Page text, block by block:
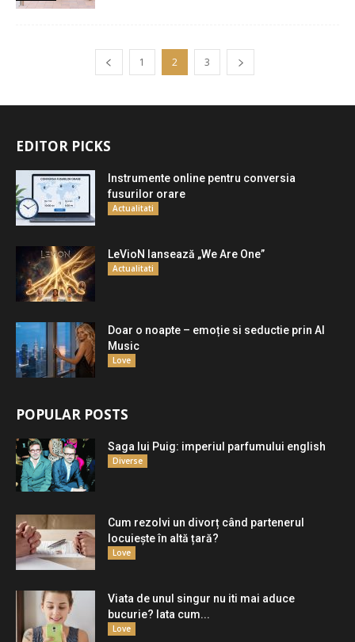
1 2 3
EDITOR PICKS
Instrumente online pentru conversia
fusurilor orare
Actualitati
LeVioN lansează „We Are One”
Actualitati
Doar o noapte – emoție si seductie prin AI
Music
Love
POPULAR POSTS
Saga lui Puig: imperiul parfumului english
Diverse
Cum rezolvi un divorț când partenerul
locuiește în altă țară?
Love
Viata de unul singur nu iti mai aduce
bucurie? Iata cum...
Love